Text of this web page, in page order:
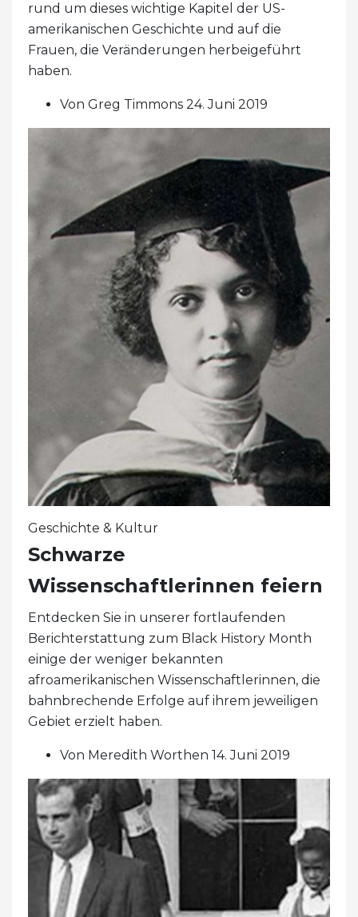
rund um dieses wichtige Kapitel der US-
amerikanischen Geschichte und auf die
Frauen, die Veränderungen herbeigeführt
haben.
Von Greg Timmons 24. Juni 2019
Geschichte & Kultur
Schwarze
Wissenschaftlerinnen feiern
Entdecken Sie in unserer fortlaufenden
Berichterstattung zum Black History Month
einige der weniger bekannten
afroamerikanischen Wissenschaftlerinnen, die
bahnbrechende Erfolge auf ihrem jeweiligen
Gebiet erzielt haben.
Von Meredith Worthen 14. Juni 2019